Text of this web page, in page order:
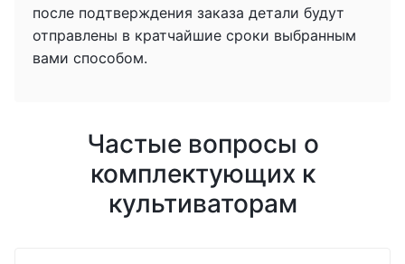
после подтверждения заказа детали будут
отправлены в кратчайшие сроки выбранным
вами способом.
Частые вопросы о
комплектующих к
культиваторам